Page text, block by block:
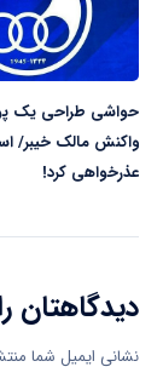
حواشی طراحی یک
واکنش مالک خیبر/
عذرخواهی کرد!
دیدگاهتان
نشانی ایمیل شما